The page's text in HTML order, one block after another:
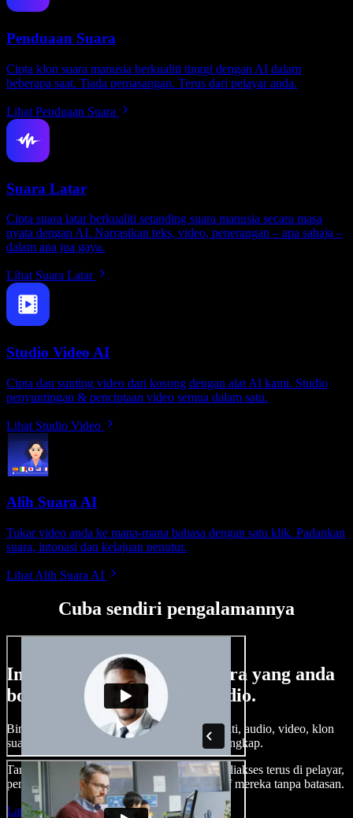
Penduaan Suara
Cipta klon suara manusia berkualiti tinggi dengan AI dalam
beberapa saat. Tiada pemasangan. Terus dari pelayar anda.
Lihat Penduaan Suara
Suara Latar
Cipta suara latar berkualiti setanding suara manusia secara masa
nyata dengan AI. Narrasikan teks, video, penerangan – apa sahaja –
dalam apa jua gaya.
Lihat Suara Latar
Studio Video AI
Cipta dan sunting video dari kosong dengan alat AI kami. Studio
penyuntingan & penciptaan video semua dalam satu.
Lihat Studio Video
Alih Suara AI
Tukar video anda ke mana-mana bahasa dengan satu klik. Padankan
suara, intonasi dan kelajuan penutur.
Lihat Alih Suara AI
Cuba sendiri pengalamannya
Ini hanya sebahagian perkara yang anda
boleh buat di Speechify Studio.
Bina suara latar, tambah imej stok tanpa royalti, audio, video, klon
suara anda, untuk projek audio video yang lengkap.
Tanpa keluk pembelajaran dan semua boleh diakses terus di pelayar,
pencipta boleh realisasikan segala idea kreatif mereka tanpa batasan.
Lancarkan Studio